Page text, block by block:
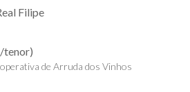
Filipe
tenor)
de Arruda dos Vinhos